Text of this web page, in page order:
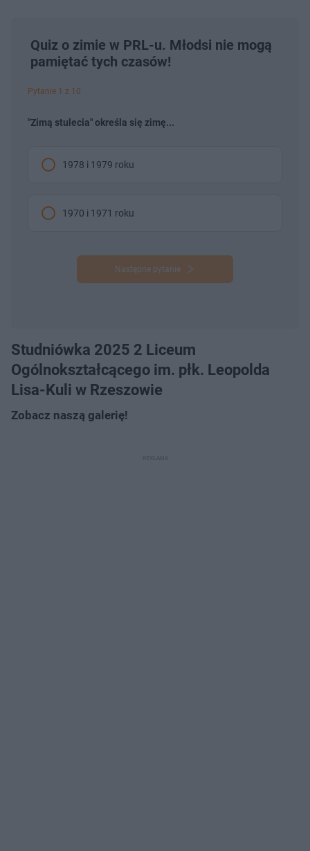
Quiz o zimie w PRL-u. Młodsi nie mogą
pamiętać tych czasów!
Pytanie 1 z 10
"Zimą stulecia" określa się zimę...
1978 i 1979 roku
1970 i 1971 roku
Następne pytanie
Studniówka 2025 2 Liceum
Ogólnokształcącego im. płk. Leopolda
Lisa-Kuli w Rzeszowie
Zobacz naszą galerię!